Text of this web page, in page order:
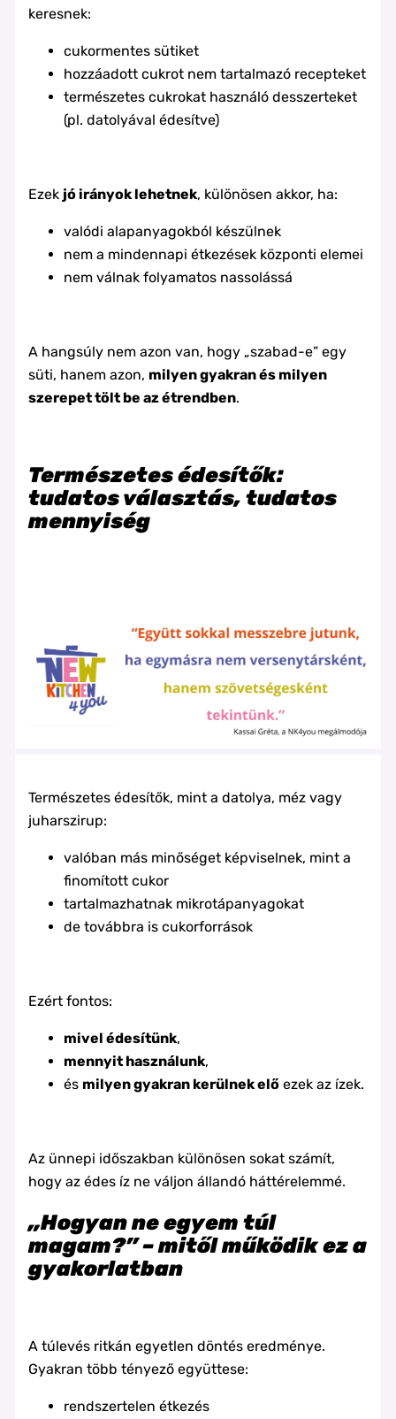
keresnek:
cukormentes sütiket
hozzáadott cukrot nem tartalmazó recepteket
természetes cukrokat használó desszerteket
(pl. datolyával édesítve)
Ezek jó irányok lehetnek, különösen akkor, ha:
valódi alapanyagokból készülnek
nem a mindennapi étkezések központi elemei
nem válnak folyamatos nassolássá
A hangsúly nem azon van, hogy „szabad-e” egy
süti, hanem azon, milyen gyakran és milyen
szerepet tölt be az étrendben.
Természetes édesítők:
tudatos választás, tudatos
mennyiség
Természetes édesítők, mint a datolya, méz vagy
juharszirup:
valóban más minőséget képviselnek, mint a
finomított cukor
tartalmazhatnak mikrotápanyagokat
de továbbra is cukorforrások
Ezért fontos:
mivel édesítünk,
mennyit használunk,
és milyen gyakran kerülnek elő ezek az ízek.
Az ünnepi időszakban különösen sokat számít,
hogy az édes íz ne váljon állandó háttérelemmé.
„Hogyan ne egyem túl
magam?” – mitől működik ez a
gyakorlatban
A túlevés ritkán egyetlen döntés eredménye.
Gyakran több tényező együttese:
rendszertelen étkezés